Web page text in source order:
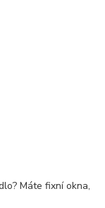
Máte fixní okna,